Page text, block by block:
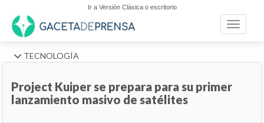
Ir a Versión Clásica o escritorio
Toggle
TECNOLOGÍA
Project Kuiper se prepara para su primer
lanzamiento masivo de satélites